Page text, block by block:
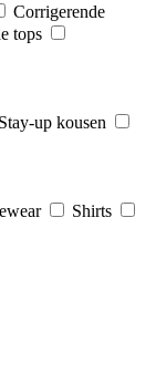
Corrigerende
tops
Stay-up kousen
Shirts